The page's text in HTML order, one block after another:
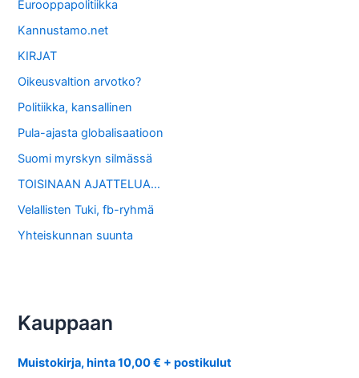
Eurooppapolitiikka
Kannustamo.net
KIRJAT
Oikeusvaltion arvotko?
Politiikka, kansallinen
Pula-ajasta globalisaatioon
Suomi myrskyn silmässä
TOISINAAN AJATTELUA…
Velallisten Tuki, fb-ryhmä
Yhteiskunnan suunta
Kauppaan
Muistokirja, hinta 10,00 € + postikulut